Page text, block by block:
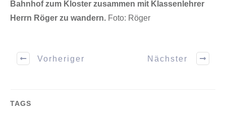
Bahnhof zum Kloster zusammen mit Klassenlehrer
Herrn Röger zu wandern. Foto: Röger
Vorheriger Nächster
TAGS